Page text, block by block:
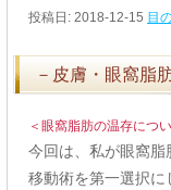
投稿日: 2018-12-15 目
－皮膚・眼窩脂
＜眼窩脂肪の温存につ
今回は、私が眼窩
移動術を第一選択に